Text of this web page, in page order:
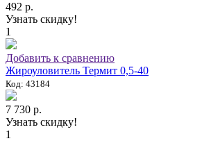
492 р.
Узнать скидку!
1
Добавить к сравнению
Жироуловитель Термит 0,5-40
Код: 43184
7 730 р.
Узнать скидку!
1